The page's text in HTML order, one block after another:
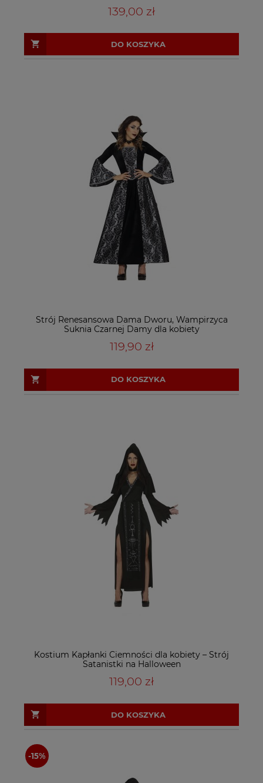
139,00 zł
DO KOSZYKA
Strój Renesansowa Dama Dworu, Wampirzyca
Suknia Czarnej Damy dla kobiety
119,90 zł
DO KOSZYKA
Kostium Kapłanki Ciemności dla kobiety – Strój
Satanistki na Halloween
119,00 zł
DO KOSZYKA